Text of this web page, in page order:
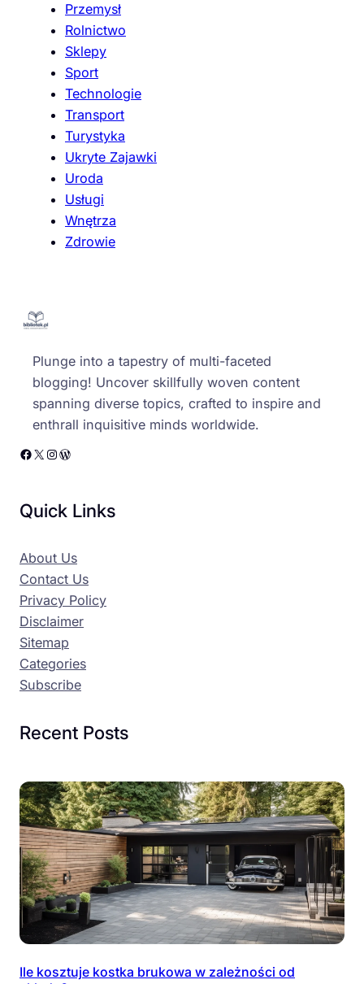
Przemysł
Rolnictwo
Sklepy
Sport
Technologie
Transport
Turystyka
Ukryte Zajawki
Uroda
Usługi
Wnętrza
Zdrowie
Plunge into a tapestry of multi-faceted
blogging! Uncover skillfully woven content
spanning diverse topics, crafted to inspire and
enthrall inquisitive minds worldwide.
Facebook X Instagram WordPress
Quick Links
About Us
Contact Us
Privacy Policy
Disclaimer
Sitemap
Categories
Subscribe
Recent Posts
Ile kosztuje kostka brukowa w zależności od